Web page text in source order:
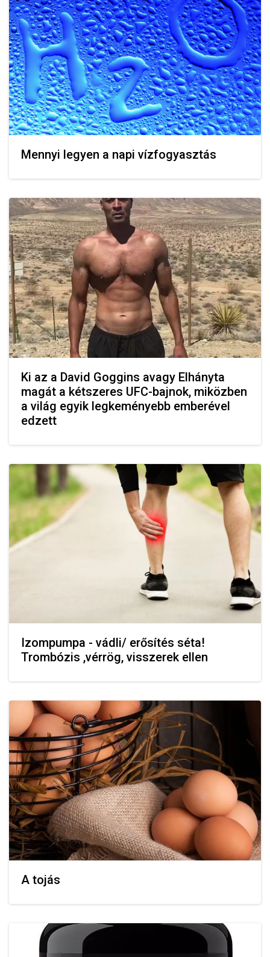
Mennyi legyen a napi vízfogyasztás
Ki az a David Goggins avagy Elhányta
magát a kétszeres UFC-bajnok, miközben
a világ egyik legkeményebb emberével
edzett
Izompumpa - vádli/ erősítés séta!
Trombózis ,vérrög, visszerek ellen
A tojás